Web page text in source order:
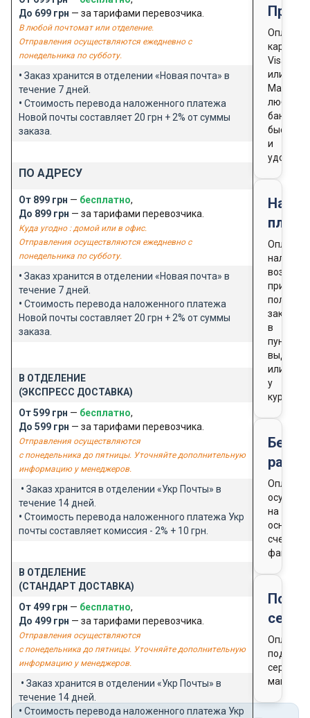
До 699 грн — за тарифами перевозчика.
В любой почтомат или отделение.
Отправления осуществляются ежедневно с
понедельника по субботу.
• Заказ хранится в отделении «Новая почта» в
течение 7 дней.
• Стоимость перевода наложенного платежа
Новой почты составляет 20 грн + 2% от суммы
заказа.
ПО АДРЕСУ
От 899 грн — бесплатно,
До 899 грн — за тарифами перевозчика.
Куда угодно : домой или в офис.
Отправления осуществляются ежедневно с
понедельника по субботу.
• Заказ хранится в отделении «Новая почта» в
течение 7 дней.
• Стоимость перевода наложенного платежа
Новой почты составляет 20 грн + 2% от суммы
заказа.
В ОТДЕЛЕНИЕ
(ЭКСПРЕСС ДОСТАВКА)
От 599 грн — бесплатно,
До 599 грн — за тарифами перевозчика.
Отправления осуществляются
с понедельника до пятницы. Уточняйте дополнительную
информацию у менеджеров.
• Заказ хранится в отделении «Укр Почты» в
течение 14 дней.
• Стоимость перевода наложенного платежа Укр
почты составляет комиссия - 2% + 10 грн.
В ОТДЕЛЕНИЕ
(СТАНДАРТ ДОСТАВКА)
От 499 грн — бесплатно,
До 499 грн — за тарифами перевозчика.
Отправления осуществляются
с понедельника до пятницы. Уточняйте дополнительную
информацию у менеджеров.
• Заказ хранится в отделении «Укр Почты» в
течение 14 дней.
• Стоимость перевода наложенного платежа Укр
Оплата
картой
Visa
или
любого
банка
быстро
и
удобно
Оплата
при
заказа
в
пункте
выдачи
или
у
курьера
Оплата
на
счета-
фактуры
Оплата